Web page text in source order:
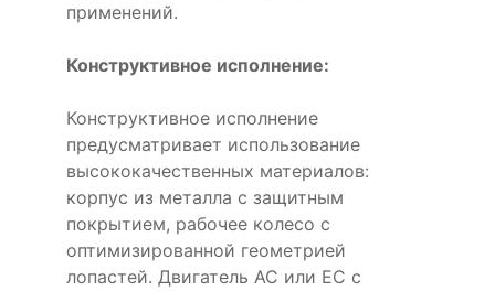
применений.
Конструктивное исполнение:
Конструктивное исполнение
предусматривает использование
высококачественных материалов:
корпус из металла с защитным
покрытием, рабочее колесо с
оптимизированной геометрией
лопастей. Двигатель AC или EC с